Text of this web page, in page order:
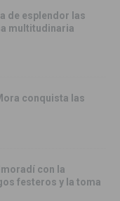
de esplendor las
multitudinaria
conquista las
con la
festeros y la toma